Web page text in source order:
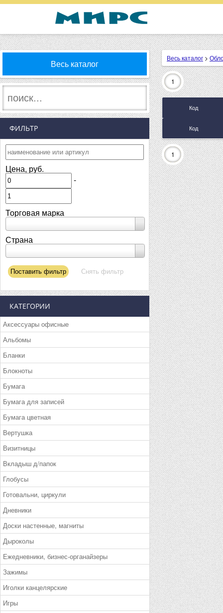
Весь каталог
ФИЛЬТР
Цена, руб.
-
Торговая марка
Страна
КАТЕГОРИИ
Аксессуары офисные
Альбомы
Бланки
Блокноты
Бумага
Бумага для записей
Бумага цветная
Вертушка
Визитницы
Вкладыш д/папок
Глобусы
Готовальни, циркули
Дневники
Доски настенные, магниты
Дыроколы
Ежедневники, бизнес-органайзеры
Зажимы
Иголки канцелярские
Игры
Весь каталог >
1
Код
Код
1